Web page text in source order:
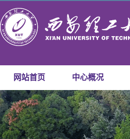
网站首页 中心概况